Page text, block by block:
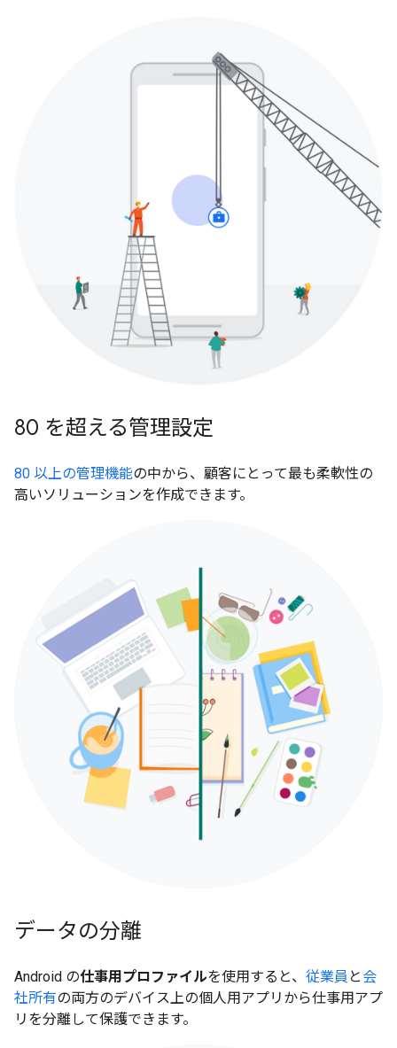
80 を超える管理設定
80 以上の管理機能の中から、顧客にとって最も柔軟性の
高いソリューションを作成できます。
データの分離
Android の仕事用プロファイルを使用すると、 従業員 と 会
社所有の両方のデバイス上の個人用アプリから仕事用アプ
リを分離して保護できます。